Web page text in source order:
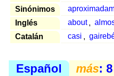
Sinónimos
Inglés
about ,
Catalán
casi ,
Español más: